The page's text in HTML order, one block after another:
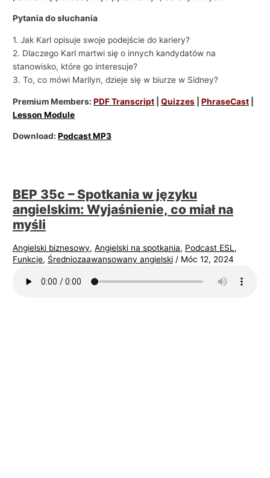
Pytania do słuchania
1. Jak Karl opisuje swoje podejście do kariery?
2. Dlaczego Karl martwi się o innych kandydatów na
stanowisko, które go interesuje?
3. To, co mówi Marilyn, dzieje się w biurze w Sidney?
Premium Members:PDF Transcript |Quizzes |PhraseCast
Lesson Module
Download:Podcast MP3
BEP 35c – Spotkania w języku
angielskim: Wyjaśnienie, co miał na
myśli
Angielski biznesowy,Angielski na spotkania, Podcast ESL ,
Funkcje, Średniozaawansowany angielski / Móc 12, 2024